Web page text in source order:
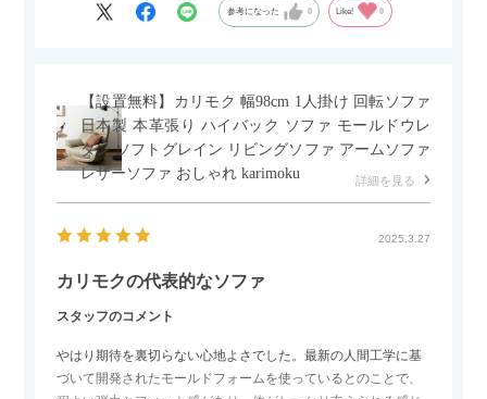
参考になった 0 Like! 0
【設置無料】カリモク 幅98cm 1人掛け 回転ソファ
日本製 本革張り ハイバック ソファ モールドウレ
タン ソフトグレイン リビングソファ アームソファ
レザーソファ おしゃれ karimoku
詳細を見る
2025.3.27
カリモクの代表的なソファ
スタッフのコメント
やはり期待を裏切らない心地よさでした。最新の人間工学に基
づいて開発されたモールドフォームを使っているとのことで、